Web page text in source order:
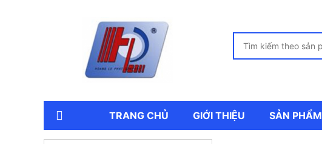
TRANG CHỦ GIỚI THIỆU SẢN PHẨM